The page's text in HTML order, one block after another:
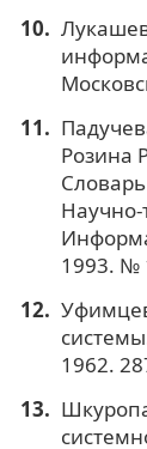
Розина
1993. №
1962.